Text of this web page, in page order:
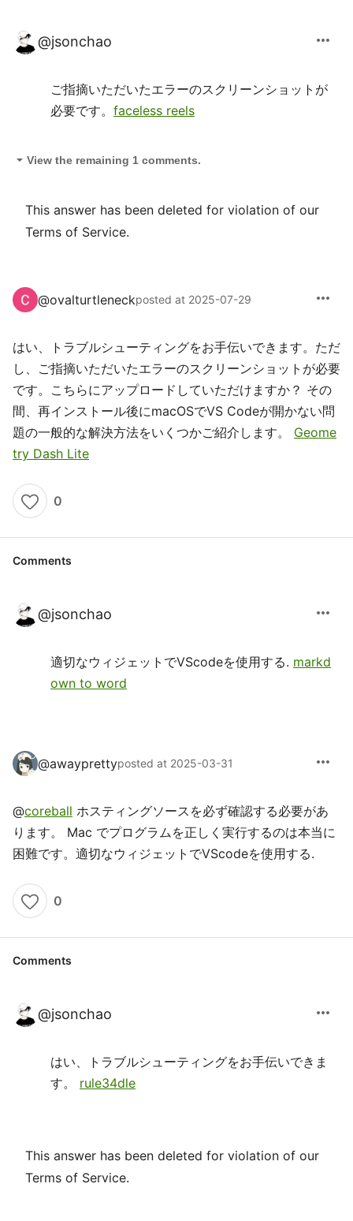
@jsonchao more_horiz
ご指摘いただいたエラーのスクリーンショットが
必要です。 faceless reels
arrow_drop_down View the remaining 1 comments.
This answer has been deleted for violation of our
Terms of Service.
@ovalturtleneckposted at 2025-07-29 more_horiz
はい、トラブルシューティングをお手伝いできます。ただ
し、ご指摘いただいたエラーのスクリーンショットが必要
です。こちらにアップロードしていただけますか？ その
間、再インストール後にmacOSでVS Codeが開かない問
題の一般的な解決方法をいくつかご紹介します。 Geome
try Dash Lite
0
Comments
@jsonchao more_horiz
適切なウィジェットでVScodeを使用する. markd
own to word
@awayprettyposted at 2025-03-31 more_horiz
@coreball ホスティングソースを必ず確認する必要があ
ります。 Mac でプログラムを正しく実行するのは本当に
困難です。適切なウィジェットでVScodeを使用する.
0
Comments
@jsonchao more_horiz
はい、トラブルシューティングをお手伝いできま
す。 rule34dle
This answer has been deleted for violation of our
Terms of Service.